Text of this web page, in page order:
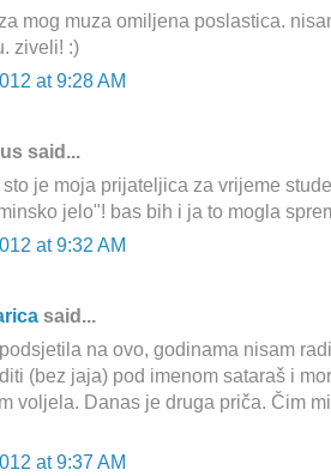
mog muza omiljena poslastica.
ziveli! :)
at 9:28 AM
said...
je moja prijateljica za vrijeme
jelo"! bas bih i ja to mogla
at 9:32 AM
said...
na ovo, godinama nisam
(bez jaja) pod imenom sataraš i
voljela. Danas je druga priča. Čim
at 9:37 AM